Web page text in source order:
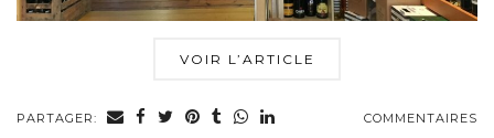
VOIR L’ARTICLE
PARTAGER: COMMENTAIRES